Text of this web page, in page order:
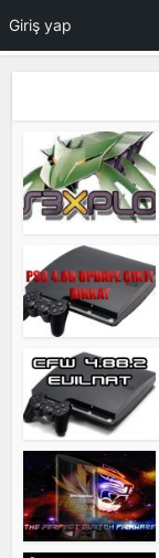
Giriş yap